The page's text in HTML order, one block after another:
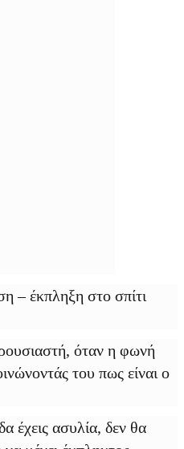
– έκπληξη στο σπίτι
όταν η φωνή
του πως είναι ο
έχεις ασυλία, δεν θα